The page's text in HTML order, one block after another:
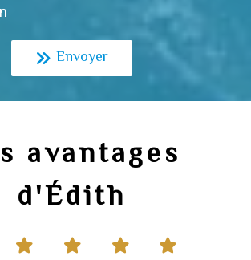
Envoyer
avantages
d'Édith